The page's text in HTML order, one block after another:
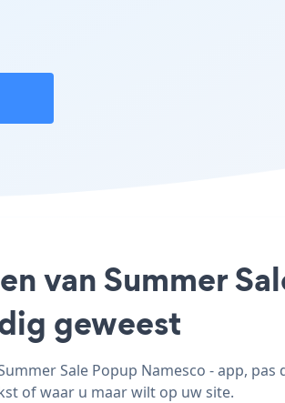
van Summer
geweest
Sale Popup Namesco - app,
of waar u maar wilt op uw site.